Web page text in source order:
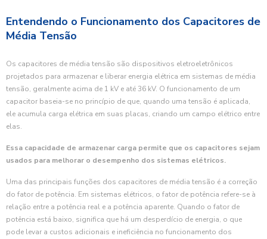
Entendendo o Funcionamento dos Capacitores de
Média Tensão
Os capacitores de média tensão são dispositivos eletroeletrônicos
projetados para armazenar e liberar energia elétrica em sistemas de média
tensão, geralmente acima de 1 kV e até 36 kV. O funcionamento de um
capacitor baseia-se no princípio de que, quando uma tensão é aplicada,
ele acumula carga elétrica em suas placas, criando um campo elétrico entre
elas.
Essa capacidade de armazenar carga permite que os capacitores sejam
usados para melhorar o desempenho dos sistemas elétricos.
Uma das principais funções dos capacitores de média tensão é a correção
do fator de potência. Em sistemas elétricos, o fator de potência refere-se à
relação entre a potência real e a potência aparente. Quando o fator de
potência está baixo, significa que há um desperdício de energia, o que
pode levar a custos adicionais e ineficiência no funcionamento dos